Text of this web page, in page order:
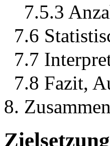
7.5.3
7.6
7.7
7.8 Fazit,
8.